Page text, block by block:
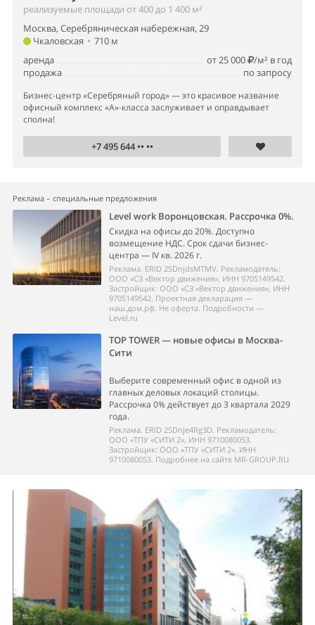
реализуемые площади от 400 до 1 400 м²
Москва, Серебряническая набережная, 29
Чкаловская • 710 м
от 25 000
/м² в год
аренда
по запросу
продажа
Бизнес-центр «Серебряный город» — это красивое название
офисный комплекс «A»-класса заслуживает и оправдывает
сполна!
+7 495 644 •• ••
Реклама – специальные предложения
Level work Воронцовская. Рассрочка 0%.
Скидка на офисы до 20%. Доступно
возмещение НДС. Срок сдачи бизнес-
центра — IV кв. 2026 г.
Реклама. ERID 2SDnjdsMTMV. Рекламодатель:
ООО «СЗ «Вектор движения», ИНН 9705149542.
Застройщик: ООО «СЗ «Вектор движения», ИНН
9705149542. Проектная декларация —
наш.дом.рф. Не оферта. Подробности —
Level.ru
TOP TOWER — новые офисы в Москва-
Сити
Выберите современный офис в одной из
главных деловых локаций столицы.
Рассрочка 0% действует до 3 квартала 2029
года.
Реклама. ERID 2SDnje4Rg3D. Рекламодатель:
ООО «ТПУ «СИТИ 2», ИНН 9710080053.
Застройщик: ООО «ТПУ «СИТИ 2», ИНН
9710080053. Подробнее на сайте MR-GROUP.RU